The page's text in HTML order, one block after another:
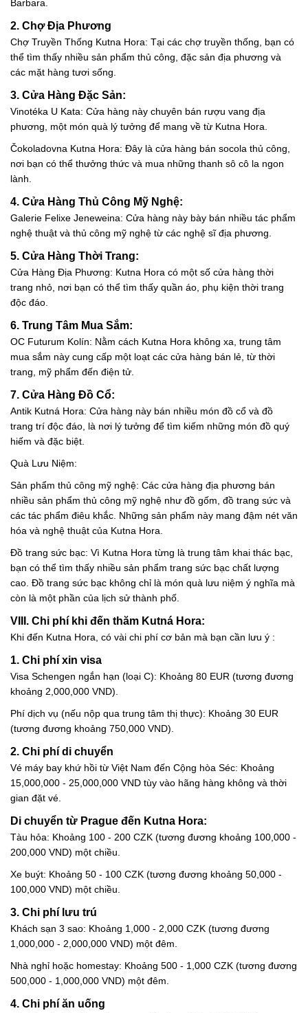
Barbara.
2. Chợ Địa Phương
Chợ Truyền Thống Kutna Hora: Tại các chợ truyền thống, bạn có
thể tìm thấy nhiều sản phẩm thủ công, đặc sản địa phương và
các mặt hàng tươi sống.
3. Cửa Hàng Đặc Sản:
Vinotéka U Kata: Cửa hàng này chuyên bán rượu vang địa
phương, một món quà lý tưởng để mang về từ Kutna Hora.
Čokoladovna Kutna Hora: Đây là cửa hàng bán socola thủ công,
nơi bạn có thể thưởng thức và mua những thanh sô cô la ngon
lành.
4. Cửa Hàng Thủ Công Mỹ Nghệ:
Galerie Felixe Jeneweina: Cửa hàng này bày bán nhiều tác phẩm
nghệ thuật và thủ công mỹ nghệ từ các nghệ sĩ địa phương.
5. Cửa Hàng Thời Trang:
Cửa Hàng Địa Phương: Kutna Hora có một số cửa hàng thời
trang nhỏ, nơi bạn có thể tìm thấy quần áo, phụ kiện thời trang
độc đáo.
6. Trung Tâm Mua Sắm:
OC Futurum Kolín: Nằm cách Kutna Hora không xa, trung tâm
mua sắm này cung cấp một loạt các cửa hàng bán lẻ, từ thời
trang, mỹ phẩm đến điện tử.
7. Cửa Hàng Đồ Cổ:
Antik Kutná Hora: Cửa hàng này bán nhiều món đồ cổ và đồ
trang trí độc đáo, là nơi lý tưởng để tìm kiếm những món đồ quý
hiếm và đặc biệt.
Quà Lưu Niệm:
Sản phẩm thủ công mỹ nghệ: Các cửa hàng địa phương bán
nhiều sản phẩm thủ công mỹ nghệ như đồ gốm, đồ trang sức và
các tác phẩm điêu khắc. Những sản phẩm này mang đậm nét văn
hóa và nghệ thuật của Kutna Hora.
Đồ trang sức bạc: Vì Kutna Hora từng là trung tâm khai thác bạc,
bạn có thể tìm thấy nhiều sản phẩm trang sức bạc chất lượng
cao. Đồ trang sức bạc không chỉ là món quà lưu niệm ý nghĩa mà
còn là một phần của lịch sử thành phố.
VIII. Chi phí khi đến thăm Kutná Hora:
Khi đến Kutna Hora, có vài chi phí cơ bản mà bạn cần lưu ý :
1. Chi phí xin visa
Visa Schengen ngắn hạn (loại C): Khoảng 80 EUR (tương đương
khoảng 2,000,000 VND).
Phí dịch vụ (nếu nộp qua trung tâm thị thực): Khoảng 30 EUR
(tương đương khoảng 750,000 VND).
2. Chi phí di chuyển
Vé máy bay khứ hồi từ Việt Nam đến Cộng hòa Séc: Khoảng
15,000,000 - 25,000,000 VND tùy vào hãng hàng không và thời
gian đặt vé.
Di chuyển từ Prague đến Kutna Hora:
Tàu hỏa: Khoảng 100 - 200 CZK (tương đương khoảng 100,000 -
200,000 VND) một chiều.
Xe buýt: Khoảng 50 - 100 CZK (tương đương khoảng 50,000 -
100,000 VND) một chiều.
3. Chi phí lưu trú
Khách sạn 3 sao: Khoảng 1,000 - 2,000 CZK (tương đương
1,000,000 - 2,000,000 VND) một đêm.
Nhà nghỉ hoặc homestay: Khoảng 500 - 1,000 CZK (tương đương
500,000 - 1,000,000 VND) một đêm.
4. Chi phí ăn uống